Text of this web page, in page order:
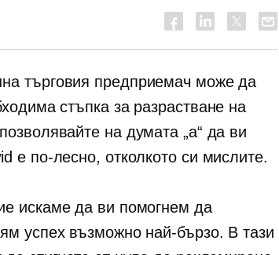
търговия предприемач може да
стъпка за разрастване на
на думата „а“ да ви
е по-лесно, отколкото си мислите.
искаме да ви помогнем да
успех възможно най-бързо. В тази